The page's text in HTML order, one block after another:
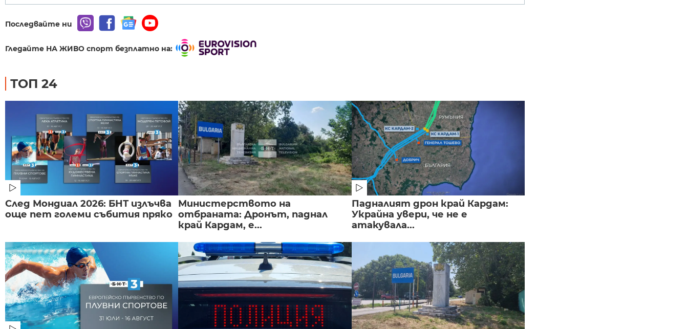
Последвайте ни
Гледайте НА ЖИВО спорт безплатно на:
ТОП 24
След Мондиал 2026: БНТ излъчва
още пет големи събития пряко
Министерството на
отбраната: Дронът, паднал
край Кардам, е...
Падналият дрон край Кардам:
Украйна увери, че не е
атакувала...